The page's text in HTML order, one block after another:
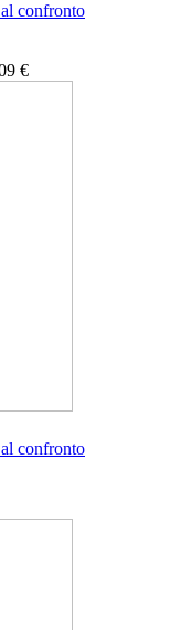
confronto
€
confronto